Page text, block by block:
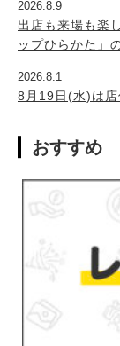
2026.8.9
出店も来場も楽
ップひらかた」
2026.8.1
8月19日(水)は店
おすすめ